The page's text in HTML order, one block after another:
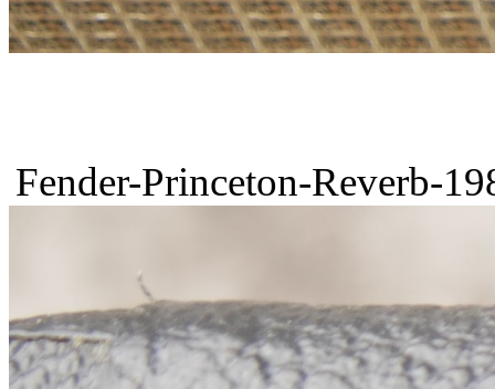
Fender-Princeton-Reverb-